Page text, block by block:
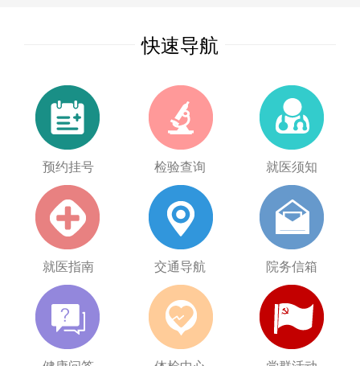
快速导航
预约挂号 检验查询 就医须知
就医指南 交通导航 院务信箱